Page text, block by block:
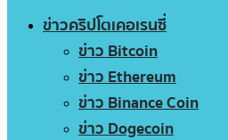
ข่าวคริปโตเคอเรนซี่
ข่าว Bitcoin
ข่าว Ethereum
ข่าว Binance Coin
ข่าว Dogecoin